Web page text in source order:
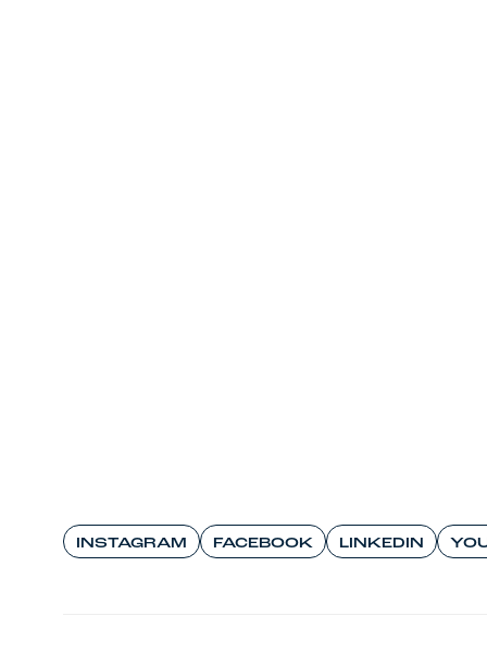
INSTAGRAM FACEBOOK LINKEDIN